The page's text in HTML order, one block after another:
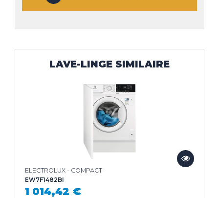
LAVE-LINGE SIMILAIRE
ELECTROLUX - COMPACT
EW7F1482BI
1 014,42 €